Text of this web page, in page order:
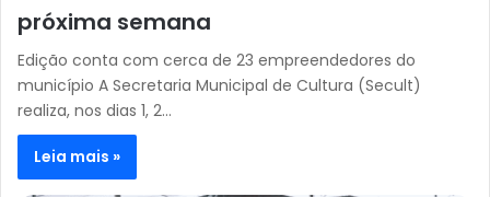
próxima semana
Edição conta com cerca de 23 empreendedores do
município A Secretaria Municipal de Cultura (Secult)
realiza, nos dias 1, 2…
Leia mais »